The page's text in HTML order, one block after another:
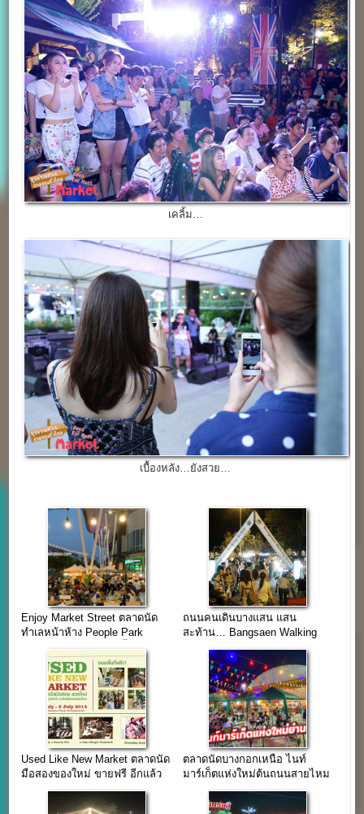
เคลิ้ม…
เบื้องหลัง…ยังสวย…
Enjoy Market Street ตลาดนัด
ทำเลหน้าห้าง People Park
ถนนคนเดินบางแสน แสน
สะท้าน… Bangsaen Walking
Used Like New Market ตลาดนัด
มือสองของใหม่ ขายฟรี อีกแล้ว
ตลาดนัดบางกอกเหนือ ไนท์
มาร์เก็ตแห่งใหม่ต้นถนนสายไหม